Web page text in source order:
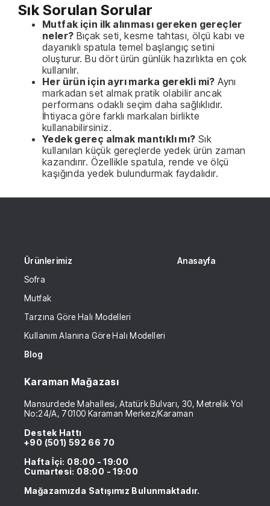
Sık Sorulan Sorular
Mutfak için ilk alınması gereken gereçler
neler? Bıçak seti, kesme tahtası, ölçü kabı ve
dayanıklı spatula temel başlangıç setini
oluşturur. Bu dört ürün günlük hazırlıkta en çok
kullanılır.
Her ürün için ayrı marka gerekli mi? Aynı
markadan set almak pratik olabilir ancak
performans odaklı seçim daha sağlıklıdır.
İhtiyaca göre farklı markaları birlikte
kullanabilirsiniz.
Yedek gereç almak mantıklı mı? Sık
kullanılan küçük gereçlerde yedek ürün zaman
kazandırır. Özellikle spatula, rende ve ölçü
kaşığında yedek bulundurmak faydalıdır.
Ürünlerimiz
Sofra
Mutfak
Tarzına Göre Halı Modelleri
Kullanım Alanına Göre Halı Modelleri
Anasayfa
Blog
Karaman Mağazası
Mansurdede Mahallesi, Atatürk Bulvarı, 30, Metrelik Yol
No:24/A, 70100 Karaman Merkez/Karaman
Destek Hattı
+90 (501) 592 66 70
Hafta İçi: 08:00 - 19:00
Cumartesi: 08:00 - 19:00
Mağazamızda Satışımız Bulunmaktadır.